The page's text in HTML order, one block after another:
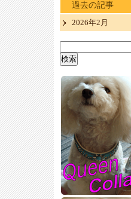
過去の記事
2026年2月
索: